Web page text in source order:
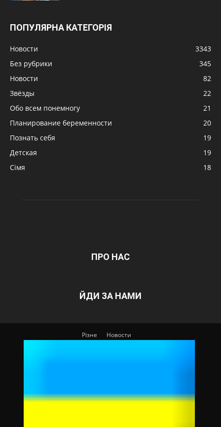
ПОПУЛЯРНА КАТЕГОРІЯ
Новости
3343
Без рубрики
345
Новости
82
Звёзды
22
Обо всем понемногу
21
Планирование беременности
20
Познать себя
19
Детская
19
Сімя
18
ПРО НАС
ЙДИ ЗА НАМИ
Різне Новости